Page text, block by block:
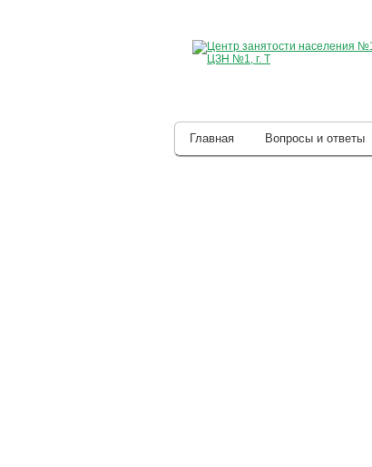
Главная Вопросы и ответы